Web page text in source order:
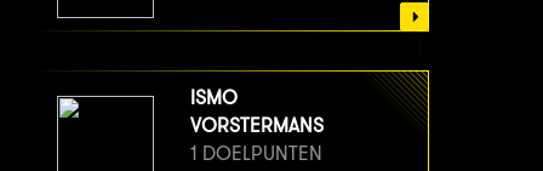
ISMO
VORSTERMANS
1 DOELPUNTEN